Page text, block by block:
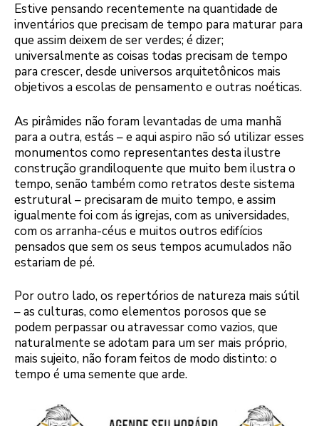
Estive pensando recentemente na quantidade de
inventários que precisam de tempo para maturar para
que assim deixem de ser verdes; é dizer;
universalmente as coisas todas precisam de tempo
para crescer, desde universos arquitetônicos mais
objetivos a escolas de pensamento e outras noéticas.
As pirâmides não foram levantadas de uma manhã
para a outra, estás – e aqui aspiro não só utilizar esses
monumentos como representantes desta ilustre
construção grandiloquente que muito bem ilustra o
tempo, senão também como retratos deste sistema
estrutural – precisaram de muito tempo, e assim
igualmente foi com ás igrejas, com as universidades,
com os arranha-céus e muitos outros edifícios
pensados que sem os seus tempos acumulados não
estariam de pé.
Por outro lado, os repertórios de natureza mais sútil
– as culturas, como elementos porosos que se
podem perpassar ou atravessar como vazios, que
naturalmente se adotam para um ser mais próprio,
mais sujeito, não foram feitos de modo distinto: o
tempo é uma semente que arde.